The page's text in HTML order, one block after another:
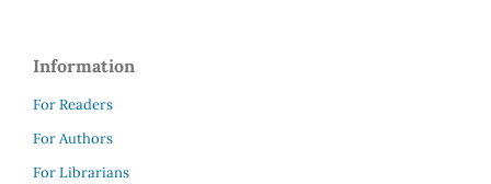
Information
For Readers
For Authors
For Librarians